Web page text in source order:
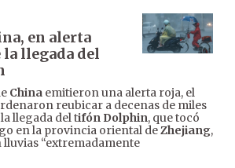
en alerta
llegada del
China emitieron una alerta roja, el
reubicar a decenas de miles
llegada del tifón Dolphin, que tocó
en la provincia oriental deZhejiang,
lluvias “extremadamente